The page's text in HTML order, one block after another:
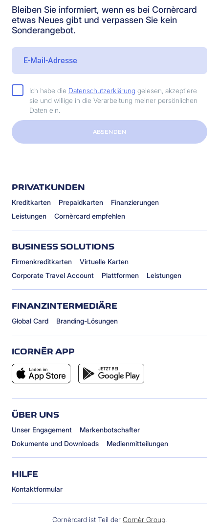
Bleiben Sie informiert, wenn es bei Cornèrcard
etwas Neues gibt und verpassen Sie kein
Sonderangebot.
Ich habe die Datenschutzerklärung gelesen, akzeptiere
sie und willige in die Verarbeitung meiner persönlichen
Daten ein.
ABSENDEN
PRIVATKUNDEN
Kreditkarten Prepaidkarten
Finanzierungen
Leistungen
Cornèrcard empfehlen
BUSINESS SOLUTIONS
Firmenkreditkarten
Virtuelle Karten
Corporate Travel Account
Plattformen Leistungen
FINANZINTERMEDIÄRE
Global Card Branding-Lösungen
ICORNÈR APP
ÜBER UNS
Unser Engagement
Markenbotschafter
Dokumente und Downloads
Medienmitteilungen
HILFE
Kontaktformular
Cornèrcard ist Teil der Cornèr Group.